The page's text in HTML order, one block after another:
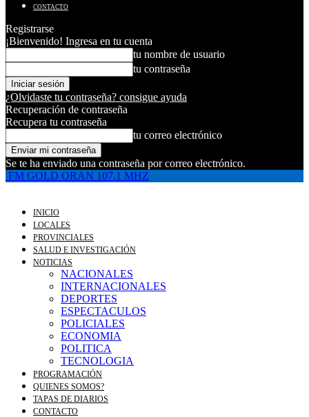
CONTACTO
Registrarse
¡Bienvenido! Ingresa en tu cuenta
tu nombre de usuario
tu contraseña
¿Olvidaste tu contraseña? consigue ayuda
Recuperación de contraseña
Recupera tu contraseña
tu correo electrónico
Se te ha enviado una contraseña por correo electrónico.
FM GOLD ORAN 107.1 MHZ
INICIO
LOCALES
PROVINCIALES
SALUD E INVESTIGACIÓN
NOTICIAS
NACIONALES
INTERNACIONALES
DEPORTES
ESPECTACULOS
POLICIALES
ECONOMIA
POLITICA
TECNOLOGIA
PROGRAMACIÓN
QUIENES SOMOS?
TAPAS DE DIARIOS
CONTACTO